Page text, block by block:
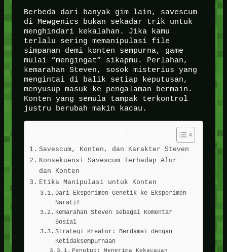
Berbeda dari banyak gim lain, savescum
di Mewgenics bukan sekadar trik untuk
menghindari kekalahan. Jika kamu
terlalu sering memanipulasi file
simpanan demi konten sempurna, game
mulai “mengingat” sikapmu. Perlahan,
kemarahan Steven, sosok misterius yang
mengintai di balik setiap keputusan,
menyusup masuk ke pengalaman bermain.
Konten yang semula tampak terkontrol
justru berubah makin kacau.
Savescum, Konten, dan Karakter Steven
Konsekuensi Savescum Terhadap Alur
dan Konten
Etika Manipulasi untuk Konten
Dari Eksperimen Genetik ke Eksperimen
Naratif
Kemarahan Steven sebagai Komentar
Sosial
Strategi Kreator: Berdamai dengan
Ketidaksempurnaan
Penutup: Menerima Kekacauan